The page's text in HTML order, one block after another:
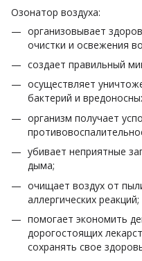
Озонатор воздуха:
организовывает
очистки и освежения
создает правильный
осуществляет
бактерий и
организм получает
убивает неприятные
дыма;
очищает воздух от
аллергических реакций;
помогает экономить
дорогостоящих
сохранять свое